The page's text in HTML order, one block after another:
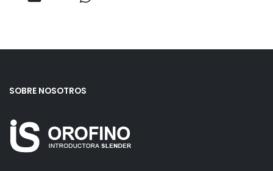
SOBRE NOSOTROS